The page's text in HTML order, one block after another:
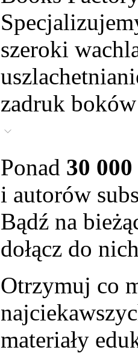
szeroki
zadruk
Ponad 30 000
i autorów
Bądź na
dołącz do
Otrzymuj co
materiały